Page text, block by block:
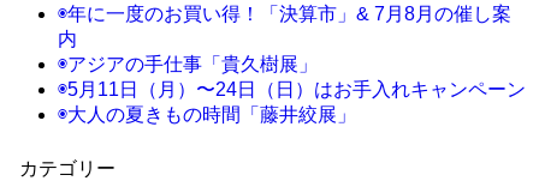
◉年に一度のお買い得！「決算市」& 7月8月の催し案
内
◉アジアの手仕事「貴久樹展」
◉5月11日（月）〜24日（日）はお手入れキャンペーン
◉大人の夏きもの時間「藤井絞展」
カテゴリー